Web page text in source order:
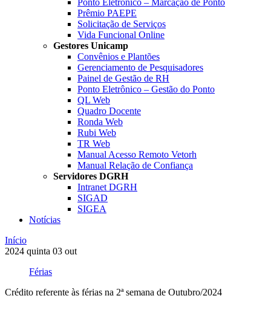
Ponto Eletrônico – Marcação de Ponto
Prêmio PAEPE
Solicitação de Serviços
Vida Funcional Online
Gestores Unicamp
Convênios e Plantões
Gerenciamento de Pesquisadores
Painel de Gestão de RH
Ponto Eletrônico – Gestão do Ponto
QL Web
Quadro Docente
Ronda Web
Rubi Web
TR Web
Manual Acesso Remoto Vetorh
Manual Relação de Confiança
Servidores DGRH
Intranet DGRH
SIGAD
SIGEA
Notícias
Início
2024 quinta 03 out
Férias
Crédito referente às férias na 2ª semana de Outubro/2024